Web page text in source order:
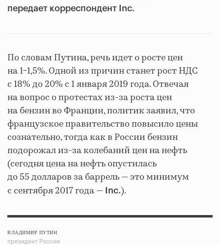
передает корреспондент Inc.
По словам Путина, речь идет о росте цен
на 1−1,5%. Одной из причин станет рост НДС
с 18% до 20% с 1 января 2019 года. Отвечая
на вопрос о протестах из-за роста цен
на бензин во Франции, политик заявил, что
французское правительство повысило цены
сознательно, тогда как в России бензин
подорожал из-за колебаний цен на нефть
(сегодня цена на нефть опустилась
до 55 долларов за баррель — это минимум
с сентября 2017 года —
Inc.).
ВЛАДИМИР ПУТИН
президент России